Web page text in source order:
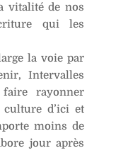
vitalité de nos
qui les
la voie par
Intervalles
rayonner
d’ici et
moins de
jour après